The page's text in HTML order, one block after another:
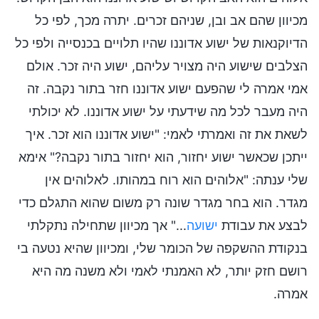
מכיוון שהם אב ובן, שניהם זכרים. יתרה מכך, לפי כל
הדיוקנאות של ישוע אדוננו שהיו תלויים בכנסייה ולפי כל
הצלבים שישוע היה מצויר עליהם, ישוע היה זכר. אולם
אמי אמרה לי שהפעם ישוע אדוננו חזר בתור נקבה. זה
היה מעבר לכל מה שידעתי על ישוע אדוננו. לא יכולתי
לשאת את זה ואמרתי לאמי: "ישוע אדוננו הוא זכר. איך
ייתכן שכאשר ישוע יחזור, הוא יחזור בתור נקבה?" אימא
שלי ענתה: "אלוהים הוא רוח במהותו. לאלוהים אין
מגדר. הוא בחר מגדר שונה רק משום שהוא התגלם כדי
לבצע את עבודת ישועה..." אך מכיוון שתחילה נתקלתי
בנקודת ההשקפה של הכומר שלי, ומכיוון שהיא נטעה בי
רושם חזק יותר, לא האמנתי לאמי ולא משנה מה היא
אמרה.